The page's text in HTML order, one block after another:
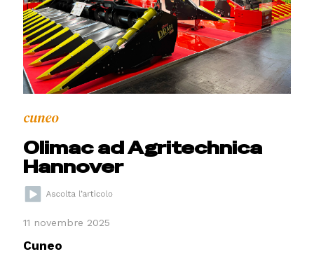
cuneo
Olimac ad Agritechnica
Hannover
11 novembre 2025
Cuneo